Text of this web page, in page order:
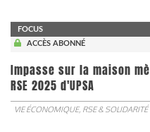
FOCUS
ACCÈS ABONNÉ
Impasse sur la maison
RSE 2025 d'UPSA
VIE ÉCONOMIQUE, RSE & SOLIDARITÉ